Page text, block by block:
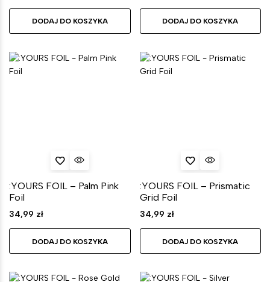
DODAJ DO KOSZYKA DODAJ DO KOSZYKA
:YOURS FOIL – Palm Pink
Foil
34,99 zł
DODAJ DO KOSZYKA
:YOURS FOIL – Prismatic
Grid Foil
34,99 zł
DODAJ DO KOSZYKA